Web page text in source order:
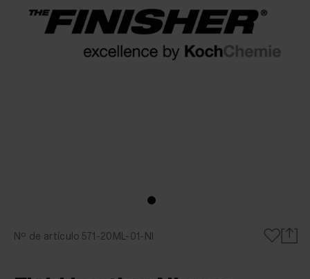
Nº de artículo 571-20ML-01-NI